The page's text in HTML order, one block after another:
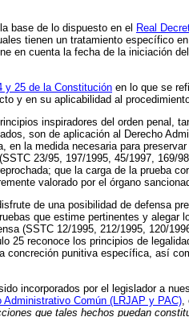
base de lo dispuesto en el Real
tienen un tratamiento específico
en cuenta la fecha de la iniciación
y 25 de la Constitución en lo que se
y en su aplicabilidad al
inspiradores del orden penal,
son de aplicación al Derecho
la medida necesaria para
23/95, 197/1995, 45/1997, 169/
que la carga de la prueba
valorado por el órgano
de una posibilidad de defensa
que estime pertinentes y alegar
(SSTC 12/1995, 212/1995, 120/
25 reconoce los principios de
punitiva específica, así
incorporados por el legislador a
Común (LRJAP y PAC)
que tales hechos puedan